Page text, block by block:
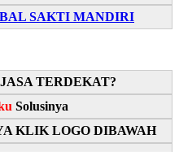
SAKTI MANDIRI
TERDEKAT?
Solusinya
KLIK LOGO DIBAWAH